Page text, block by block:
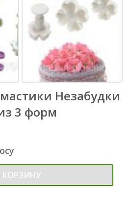
Незабудки
3 форм
КОРЗИНУ